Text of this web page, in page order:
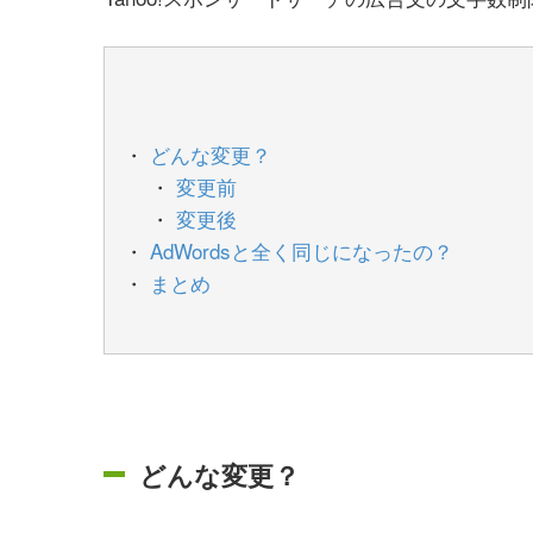
どんな変更？
変更前
変更後
AdWordsと全く同じになったの？
まとめ
どんな変更？